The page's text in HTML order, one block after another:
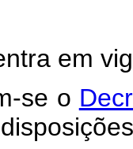
em
se o